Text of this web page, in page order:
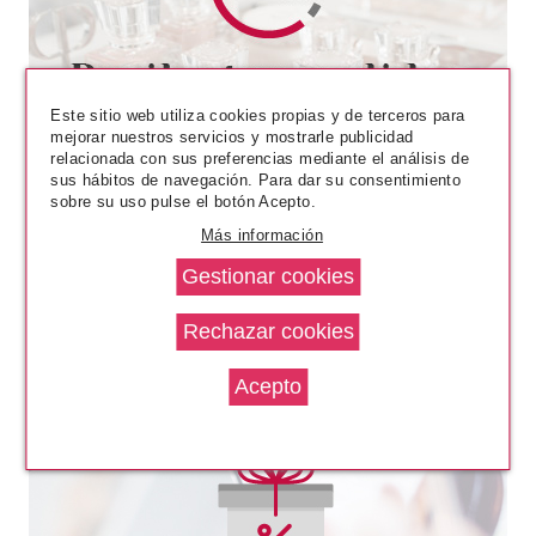
SISLEY
SISLEY PHYTO HYDRA TEINT
15 03 GOLDEN 40 ML
Pvr 97.00€
-20%
desde
77.94€
SISLEY
Este sitio web utiliza cookies propias y de terceros para
mejorar nuestros servicios y mostrarle publicidad
relacionada con sus preferencias mediante el análisis de
sus hábitos de navegación. Para dar su consentimiento
sobre su uso pulse el botón Acepto.
Más información